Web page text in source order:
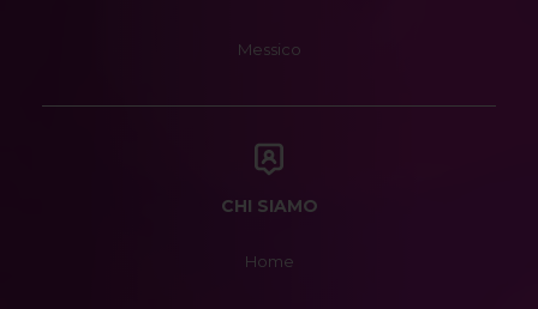
Messico
CHI SIAMO
Home